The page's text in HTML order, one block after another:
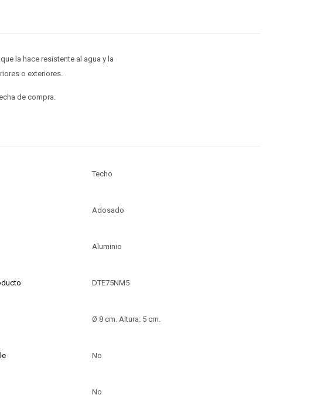
la hace resistente al agua y la
o exteriores.
de compra.
Techo
Adosado
Aluminio
DTE75NM5
Ø 8 cm. Altura: 5 cm.
No
No